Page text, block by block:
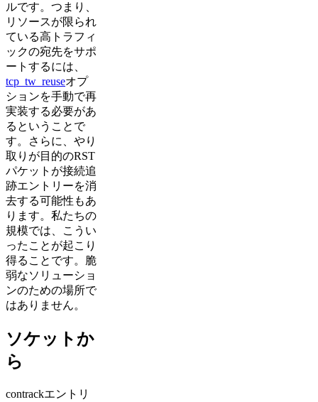
ルです。つまり、
リソースが限られ
ている高トラフィ
ックの宛先をサポ
ートするには、
tcp_tw_reuseオプ
ションを手動で再
実装する必要があ
るということで
す。さらに、やり
取りが目的のRST
パケットが接続追
跡エントリーを消
去する可能性もあ
ります。私たちの
規模では、こうい
ったことが起こり
得ることです。脆
弱なソリューショ
ンのための場所で
はありません。
ソケットか
ら
contrackエントリ